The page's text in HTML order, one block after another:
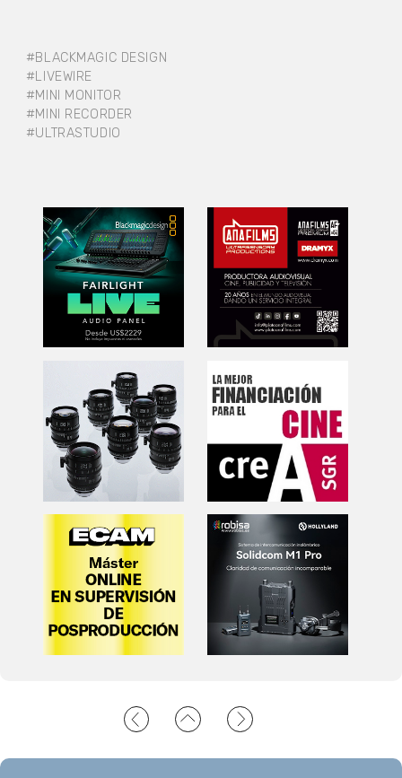
#BLACKMAGIC DESIGN
#LIVEWIRE
#MINI MONITOR
#MINI RECORDER
#ULTRASTUDIO